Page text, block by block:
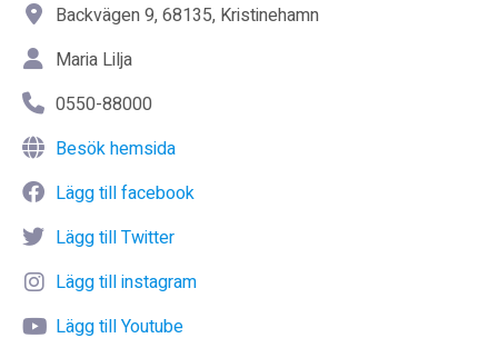
Backvägen 9, 68135, Kristinehamn
Maria Lilja
0550-88000
Besök hemsida
Lägg till facebook
Lägg till Twitter
Lägg till instagram
Lägg till Youtube